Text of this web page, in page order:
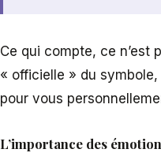
Ce qui compte, ce n’est
« officielle » du
pour vous
L’importance des